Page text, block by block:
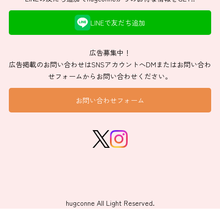
LINEで友だち追加
広告募集中！
広告掲載のお問い合わせはSNSアカウントへDMまたはお問い合わ
せフォームからお問い合わせください。
お問い合わせフォーム
hugconne All Light Reserved.